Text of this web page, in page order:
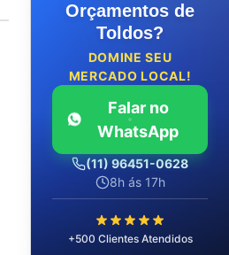
Orçamentos de
Toldos?
DOMINE SEU
MERCADO LOCAL!
Falar no
WhatsApp
(11) 96451-0628
8h ás 17h
+500 Clientes Atendidos